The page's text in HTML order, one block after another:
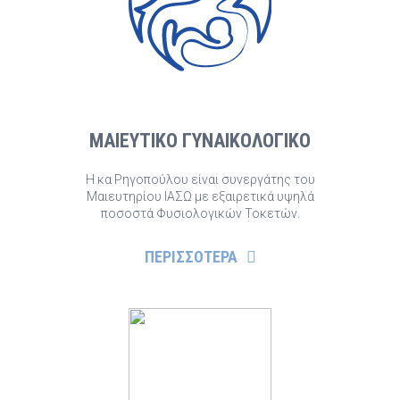
ΜΑΙΕΥΤΙΚΟ ΓΥΝΑΙΚΟΛΟΓΙΚΟ
Η κα Ρηγοπούλου είναι συνεργάτης του
Μαιευτηρίου ΙΑΣΩ με εξαιρετικά υψηλά
ποσοστά Φυσιολογικών Τοκετών.
ΠΕΡΙΣΣΟΤΕΡΑ